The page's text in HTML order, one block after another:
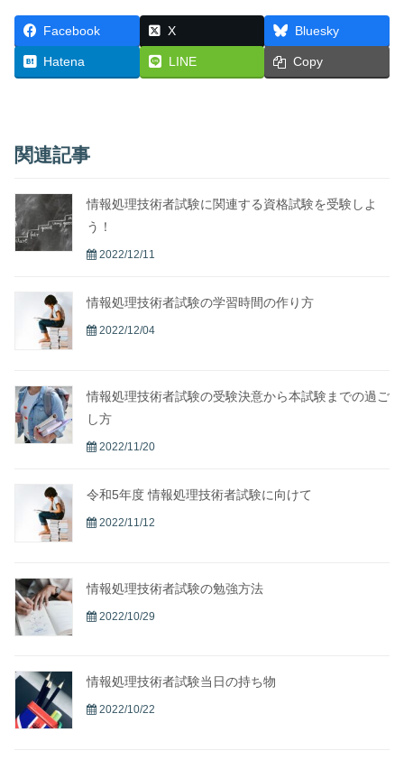
Facebook X Bluesky
Hatena LINE Copy
関連記事
情報処理技術者試験に関連する資格試験を受験しよ
う！
2022/12/11
情報処理技術者試験の学習時間の作り方
2022/12/04
情報処理技術者試験の受験決意から本試験までの過ご
し方
2022/11/20
令和5年度 情報処理技術者試験に向けて
2022/11/12
情報処理技術者試験の勉強方法
2022/10/29
情報処理技術者試験当日の持ち物
2022/10/22